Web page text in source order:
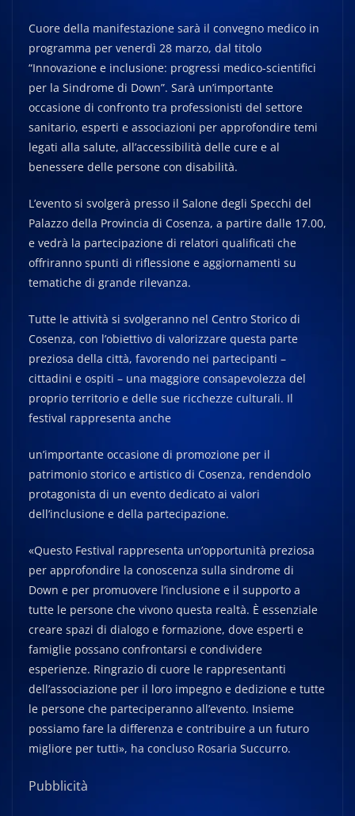
Cuore della manifestazione sarà il convegno medico in
programma per venerdì 28 marzo, dal titolo
“Innovazione e inclusione: progressi medico-scientifici
per la Sindrome di Down”. Sarà un’importante
occasione di confronto tra professionisti del settore
sanitario, esperti e associazioni per approfondire temi
legati alla salute, all’accessibilità delle cure e al
benessere delle persone con disabilità.
L’evento si svolgerà presso il Salone degli Specchi del
Palazzo della Provincia di Cosenza, a partire dalle 17.00,
e vedrà la partecipazione di relatori qualificati che
offriranno spunti di riflessione e aggiornamenti su
tematiche di grande rilevanza.
Tutte le attività si svolgeranno nel Centro Storico di
Cosenza, con l’obiettivo di valorizzare questa parte
preziosa della città, favorendo nei partecipanti –
cittadini e ospiti – una maggiore consapevolezza del
proprio territorio e delle sue ricchezze culturali. Il
festival rappresenta anche
un’importante occasione di promozione per il
patrimonio storico e artistico di Cosenza, rendendolo
protagonista di un evento dedicato ai valori
dell’inclusione e della partecipazione.
«Questo Festival rappresenta un’opportunità preziosa
per approfondire la conoscenza sulla sindrome di
Down e per promuovere l’inclusione e il supporto a
tutte le persone che vivono questa realtà. È essenziale
creare spazi di dialogo e formazione, dove esperti e
famiglie possano confrontarsi e condividere
esperienze. Ringrazio di cuore le rappresentanti
dell’associazione per il loro impegno e dedizione e tutte
le persone che parteciperanno all’evento. Insieme
possiamo fare la differenza e contribuire a un futuro
migliore per tutti», ha concluso Rosaria Succurro.
Pubblicità